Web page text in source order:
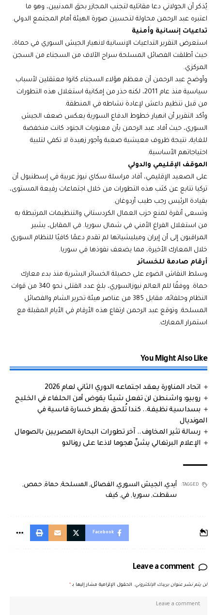
يُذكر أن الجولاني دعا مقاتليه لتجنب المجازر بحق المدنيين، وهو ما
اعتبره عبد الرحمن محاولة لتحسين صورة الهيئة أمام المجتمع الدولي.
تداعيات إنسانية وأمنية
استعرض التقرير التداعيات الإنسانية لانهيار الجيش السوري في حماة،
حيث أطلقت الفصائل المسلحة سراح الآلاف من السجناء من السجن
المركزي.
وأوضح عبد الرحمن أن معظم هؤلاء السجناء كانوا معتقلين لأسباب
سياسية منذ عام 2011، لكنه حذر من إمكانية استغلال هذه التطورات
من قبل تنظيم داعش لإعادة نشاطه في المنطقة.
وأكد التقرير أن انهيار خطوط الدفاع السورية يعكس ضعف الجيش
السوري، حيث أفاد عبد الرحمن بأن معنويات الجنود كانت منخفضة
للغاية، نتيجة ظروف معيشية صعبة وأجور زهيدة لا تكفي لتلبية
احتياجاتهم الأساسية.
الموقف الإقليمي والدولي
على الصعيد الإقليمي، أفاد مراسلة سكاي نيوز عربية في إسطنبول أن
تركيا تتابع عن كثب هذه التطورات من خلال اجتماعات رفيعة المستوى،
بقيادة الرئيس رجب طيب أردوغان.
وتسعى أنقرة لمنع حزب العمال الكردستاني والتنظيمات المرتبطة به
من استغلال الفراغ الأمني في شمال سوريا. في المقابل، يشير
المراقبون إلى أن إيران وميليشياتها لم تقدم دعمًا كافيًا للنظام السوري
خلال المعارك الأخيرة، مما يضعف نفوذها في سوريا.
أرقام صادمة للخسائر
وسلط النقاش الضوء على حصيلة الخسائر البشرية منذ بدء معارك
حماة. ووفقًا للم العالم نيوزالسوري، بلغ عدد القتلى نحو 340 من قوات
النظام وحلفائه، مقابل 385 من عناصر هيئة تحرير الشام والفصائل
المسلحة. وتوقع عبد الرحمن ارتفاع هذه الأرقام في الأيام المقبلة مع
استمرار المعارك.
You Might Also Like
اتحاد المناورة يعقد اجتماعه الدوري الثاني لعام 2026
روبيو: واشنطن لن تفعل شيئا يقوض أمن الحلفاء في الخليج
بسداسية نظيفة.. كندا تُلحق بقطر خسارة قاسية في
المونديال
رسالة تثير المخاوف.. آخر تطورات البحارة المصريين بالصومال
الإعلام البرتغالي يشنّ هجوما لاذعا على رونالدو
TAGGED: أيدي, الجيش السوري, الفصائل, المسلحة, حماة, حمص,
سقطت, سوريا, في, كيف
Facebook
Leave a comment
لن يتم نشر عنوان بريدك الإلكتروني. الحقول الإلزامية مشار إليها بـ *